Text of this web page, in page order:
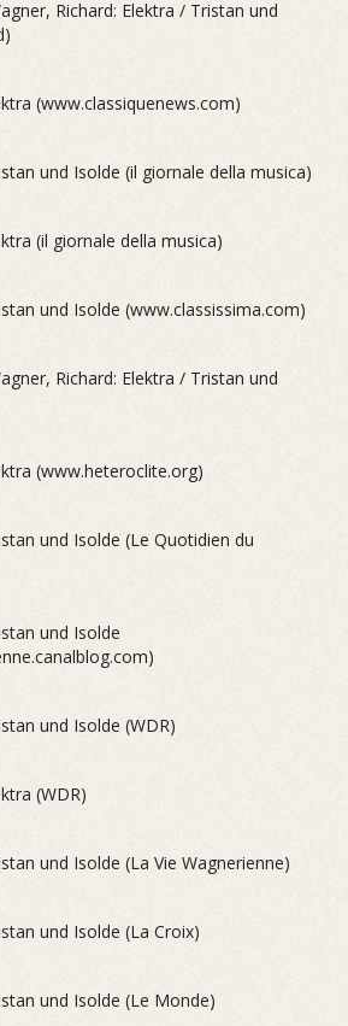
Richard: Elektra / Tristan und
(www.classiquenews.com)
und Isolde (il giornale della musica)
(il giornale della musica)
und Isolde (www.classissima.com)
Richard: Elektra / Tristan und
(www.heteroclite.org)
und Isolde (Le Quotidien du
und Isolde
und Isolde (WDR)
(WDR)
und Isolde (La Vie Wagnerienne)
und Isolde (La Croix)
und Isolde (Le Monde)